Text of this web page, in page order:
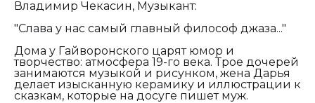
Владимир Чекасин, Музыкант:
"Слава у нас самый главный философ джаза..."
Дома у Гайворонского царят юмор и
творчество: атмосфера 19-го века. Трое дочерей
занимаются музыкой и рисунком, жена Дарья
делает изысканную керамику и иллюстрации к
сказкам, которые на досуге пишет муж.